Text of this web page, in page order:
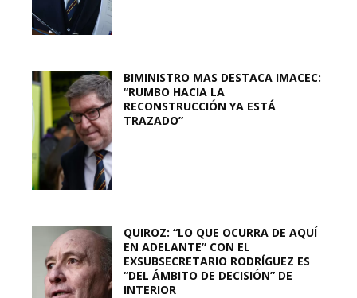
BIMINISTRO MAS DESTACA IMACEC:
“RUMBO HACIA LA
RECONSTRUCCIÓN YA ESTÁ
TRAZADO”
QUIROZ: “LO QUE OCURRA DE AQUÍ
EN ADELANTE” CON EL
EXSUBSECRETARIO RODRÍGUEZ ES
“DEL ÁMBITO DE DECISIÓN” DE
INTERIOR